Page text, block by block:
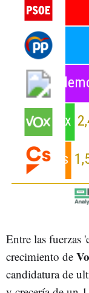
Entre las fuerzas
crecimiento de
candidatura de